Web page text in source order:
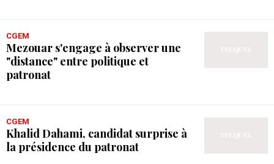
CGEM
Mezouar s'engage à observer une
"distance" entre politique et
patronat
CGEM
Khalid Dahami, candidat surprise à
la présidence du patronat